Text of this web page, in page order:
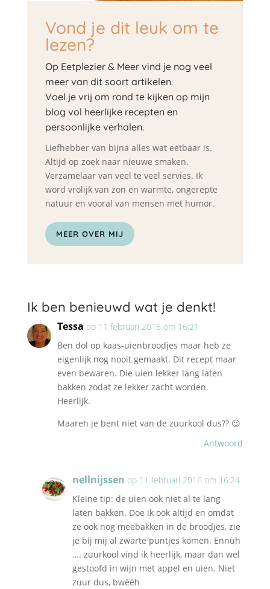
Vond je dit leuk om te
lezen?
Op Eetplezier & Meer vind je nog veel
meer van dit soort artikelen.
Voel je vrij om rond te kijken op mijn
blog vol heerlijke recepten en
persoonlijke verhalen.
Liefhebber van bijna alles wat eetbaar is.
Altijd op zoek naar nieuwe smaken.
Verzamelaar van veel te veel servies. Ik
word vrolijk van zon en warmte, ongerepte
natuur en vooral van mensen met humor.
MEER OVER MIJ
Ik ben benieuwd wat je denkt!
Tessa op 11 februari 2016 om 16:21
Ben dol op kaas-uienbroodjes maar heb ze
eigenlijk nog nooit gemaakt. Dit recept maar
even bewaren. Die uien lekker lang laten
bakken zodat ze lekker zacht worden.
Heerlijk.
Maareh je bent niet van de zuurkool dus?? 😉
Antwoord
nellnijssen op 11 februari 2016 om 16:24
Kleine tip: de uien ook niet al te lang
laten bakken. Doe ik ook altijd en omdat
ze ook nog meebakken in de broodjes, zie
je bij mij al zwarte puntjes komen. Ennuh
…. zuurkool vind ik heerlijk, maar dan wel
gestoofd in wijn met appel en uien. Niet
zuur dus, bwèèh